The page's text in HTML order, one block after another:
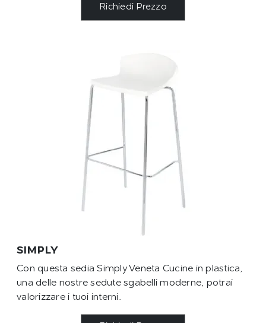
Richiedi Prezzo
SIMPLY
Con questa sedia Simply Veneta Cucine in plastica,
una delle nostre sedute sgabelli moderne, potrai
valorizzare i tuoi interni.